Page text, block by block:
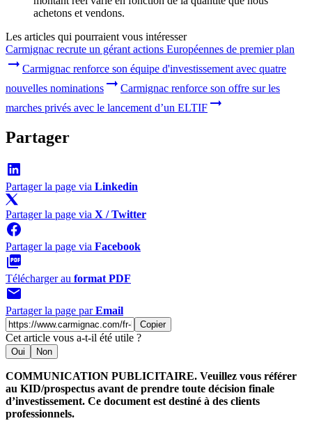
achetons et vendons.
Les articles qui pourraient vous intéresser
Carmignac recrute un gérant actions Européennes de premier plan
Carmignac renforce son équipe d'investissement avec quatre
nouvelles nominations
Carmignac renforce son offre sur les
marches privés avec le lancement d’un ELTIF
Partager
Partager la page via Linkedin
Partager la page via X / Twitter
Partager la page via Facebook
Télécharger au format PDF
Partager la page parEmail
Copier
Cet article vous a-t-il été utile ?
Oui Non
COMMUNICATION PUBLICITAIRE. Veuillez vous référer
au KID/prospectus avant de prendre toute décision finale
d’investissement. Ce document est destiné à des clients
professionnels.